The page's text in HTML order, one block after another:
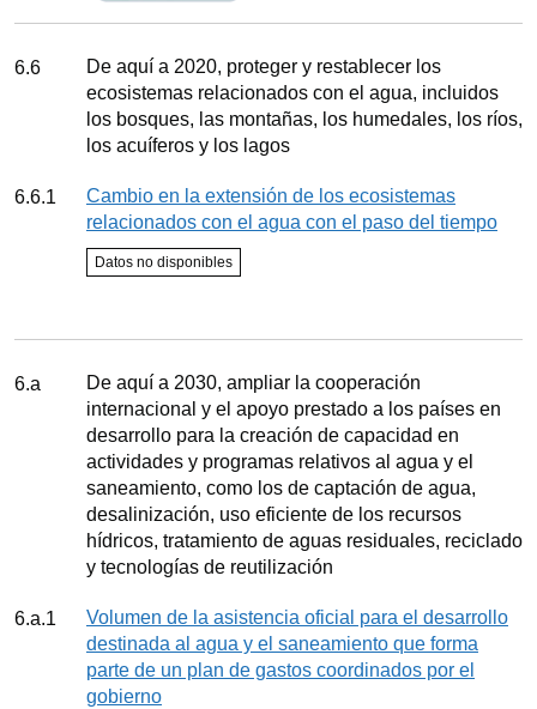
Meta
6.6
De aquí a 2020, proteger y restablecer los
ecosistemas relacionados con el agua, incluidos
los bosques, las montañas, los humedales, los ríos,
los acuíferos y los lagos
Indicador
6.6.1
Cambio en la extensión de los ecosistemas
relacionados con el agua con el paso del tiempo
Estado del indicador
Datos no disponibles
Meta
6.a
De aquí a 2030, ampliar la cooperación
internacional y el apoyo prestado a los países en
desarrollo para la creación de capacidad en
actividades y programas relativos al agua y el
saneamiento, como los de captación de agua,
desalinización, uso eficiente de los recursos
hídricos, tratamiento de aguas residuales, reciclado
y tecnologías de reutilización
Indicador
6.a.1
Volumen de la asistencia oficial para el desarrollo
destinada al agua y el saneamiento que forma
parte de un plan de gastos coordinados por el
gobierno